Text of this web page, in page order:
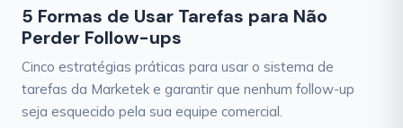
5 Formas de Usar Tarefas para Não
Perder Follow-ups
Cinco estratégias práticas para usar o sistema de
tarefas da Marketek e garantir que nenhum follow-up
seja esquecido pela sua equipe comercial.